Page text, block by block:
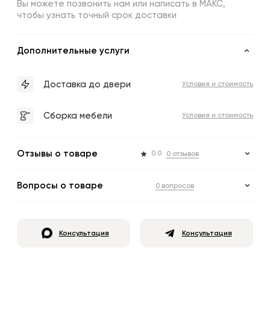
Вы можете позвонить нам или написать в МАКС,
чтобы узнать точный срок доставки
Дополнительные услуги
Доставка до двери Условия и стоимость
Сборка мебели Условия и стоимость
Отзывы о товаре 0.0 0 отзывов
Вопросы о товаре 0 вопросов
Консультация Консультация